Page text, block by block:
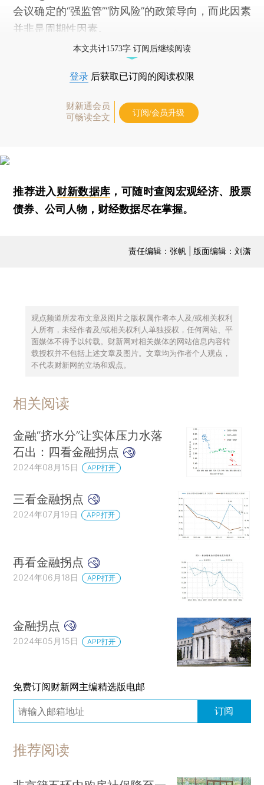
会议确定的“强监管”“防风险”的政策导向，而此因素
并非是周期性因素。
本文共计1573字 订阅后继续阅读
登录 后获取已订阅的阅读权限
财新通会员
可畅读全文
订阅/会员升级
推荐进入财新数据库 ，可随时查阅宏观经济、股票
债券、公司人物，财经数据尽在掌握。
责任编辑：张帆 | 版面编辑：刘潇
观点频道所发布文章及图片之版权属作者本人及/或相关权利
人所有，未经作者及/或相关权利人单独授权，任何网站、平
面媒体不得予以转载。财新网对相关媒体的网站信息内容转
载授权并不包括上述文章及图片。文章均为作者个人观点，
不代表财新网的立场和观点。
相关阅读
金融“挤水分”让实体压力水落
石出：四看金融拐点
2024年08月15日 APP打开
三看金融拐点
2024年07月19日 APP打开
再看金融拐点
2024年06月18日 APP打开
金融拐点
2024年05月15日 APP打开
免费订阅财新网主编精选版电邮
订阅
推荐阅读